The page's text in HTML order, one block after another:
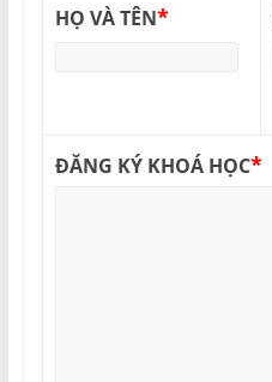
HỌ VÀ TÊN*
ĐĂNG KÝ KHOÁ HỌC*